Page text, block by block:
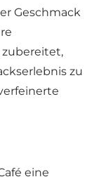
Geschmack
zu
eine